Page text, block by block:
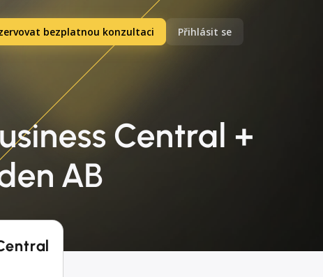
bezplatnou konzultaci Přihlásit se
Central +
AB